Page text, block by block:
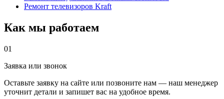
Ремонт телевизоров Kraft
Как мы работаем
01
Заявка или звонок
Оставьте заявку на сайте или позвоните нам — наш менеджер
уточнит детали и запишет вас на удобное время.